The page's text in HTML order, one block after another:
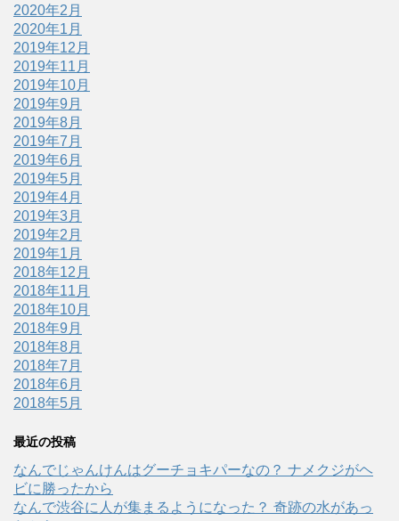
2020年2月
2020年1月
2019年12月
2019年11月
2019年10月
2019年9月
2019年8月
2019年7月
2019年6月
2019年5月
2019年4月
2019年3月
2019年2月
2019年1月
2018年12月
2018年11月
2018年10月
2018年9月
2018年8月
2018年7月
2018年6月
2018年5月
最近の投稿
なんでじゃんけんはグーチョキパーなの？ ナメクジがヘ
ビに勝ったから
なんで渋谷に人が集まるようになった？ 奇跡の水があっ